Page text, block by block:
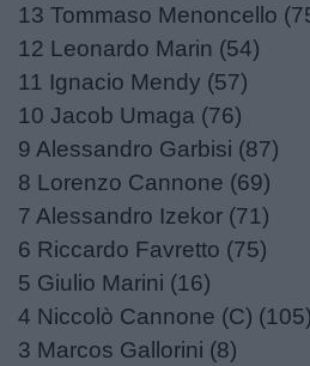
13 Tommaso Menoncello
12 Leonardo Marin (54)
11 Ignacio Mendy (57)
10 Jacob Umaga (76)
9 Alessandro Garbisi (87)
8 Lorenzo Cannone (69)
7 Alessandro Izekor (71)
6 Riccardo Favretto (75)
5 Giulio Marini (16)
4 Niccolò Cannone (C) (105)
3 Marcos Gallorini (8)